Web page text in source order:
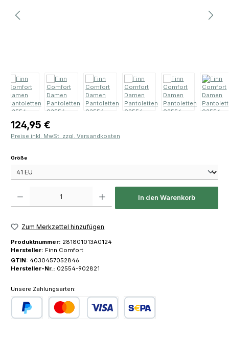
Regulärer Preis:
124,95 €
Preise inkl. MwSt. zzgl. Versandkosten
Größeauswählen
In den Warenkorb
Zum Merkzettel hinzufügen
Produktnummer: 281801013A0124
Hersteller: Finn Comfort
GTIN: 4030457052846
Hersteller-Nr.: 02554-902821
Unsere Zahlungsarten: